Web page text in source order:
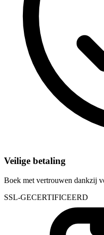
Veilige betaling
Boek met vertrouwen dankzij
SSL-GECERTIFICEERD